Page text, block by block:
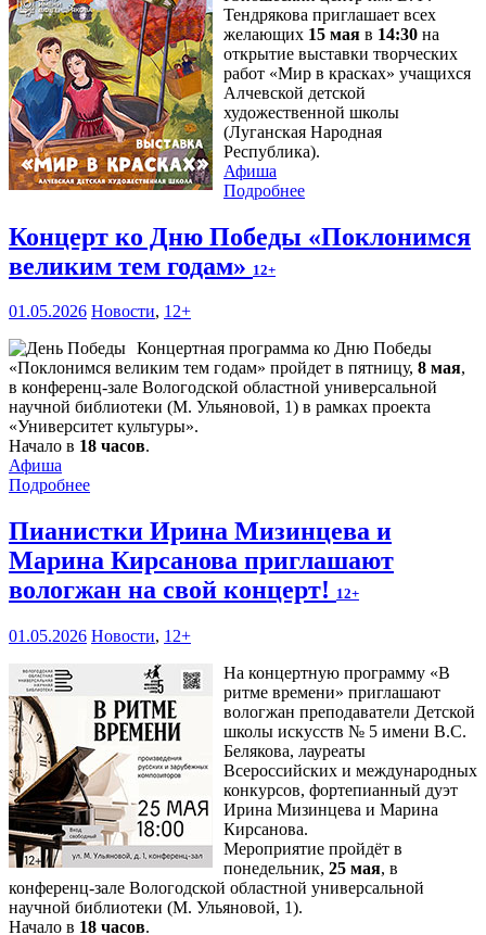
Тендрякова приглашает всех
желающих 15 мая в 14:30 на
открытие выставки творческих
работ «Мир в красках» учащихся
Алчевской детской
художественной школы
(Луганская Народная
Республика).
Афиша
Подробнее
Концерт ко Дню Победы «Поклонимся
великим тем годам» 12+
01.05.2026 Новости, 12+
Концертная программа ко Дню Победы
«Поклонимся великим тем годам» пройдет в пятницу, 8 мая,
в конференц-зале Вологодской областной универсальной
научной библиотеки (М. Ульяновой, 1) в рамках проекта
«Университет культуры».
Начало в 18 часов.
Афиша
Подробнее
Пианистки Ирина Мизинцева и
Марина Кирсанова приглашают
вологжан на свой концерт! 12+
01.05.2026 Новости, 12+
На концертную программу «В
ритме времени» приглашают
вологжан преподаватели Детской
школы искусств № 5 имени В.С.
Белякова, лауреаты
Всероссийских и международных
конкурсов, фортепианный дуэт
Ирина Мизинцева и Марина
Кирсанова.
Мероприятие пройдёт в
понедельник, 25 мая, в
конференц-зале Вологодской областной универсальной
научной библиотеки (М. Ульяновой, 1).
Начало в 18 часов.